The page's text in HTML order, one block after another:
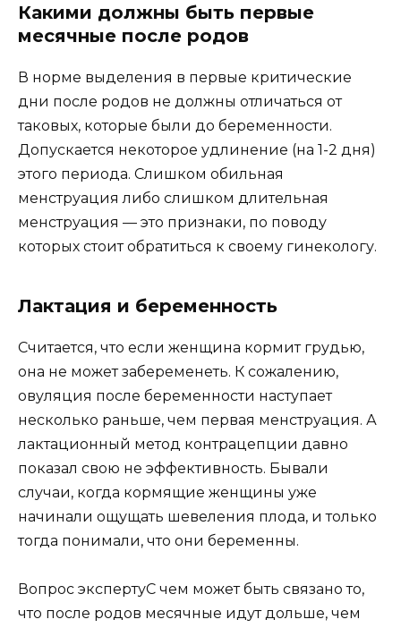
Какими должны быть первые
месячные после родов
В норме выделения в первые критические
дни после родов не должны отличаться от
таковых, которые были до беременности.
Допускается некоторое удлинение (на 1-2 дня)
этого периода. Слишком обильная
менструация либо слишком длительная
менструация — это признаки, по поводу
которых стоит обратиться к своему гинекологу.
Лактация и беременность
Считается, что если женщина кормит грудью,
она не может забеременеть. К сожалению,
овуляция после беременности наступает
несколько раньше, чем первая менструация. А
лактационный метод контрацепции давно
показал свою не эффективность. Бывали
случаи, когда кормящие женщины уже
начинали ощущать шевеления плода, и только
тогда понимали, что они беременны.
Вопрос экспертуС чем может быть связано то,
что после родов месячные идут дольше, чем